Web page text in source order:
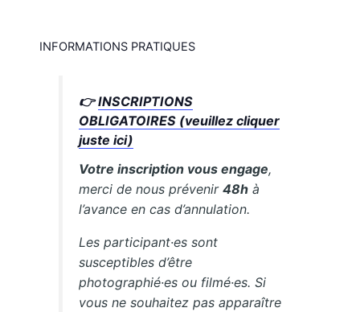
INFORMATIONS PRATIQUES
👉INSCRIPTIONS
OBLIGATOIRES (veuillez cliquer
juste ici)
Votre inscription vous engage,
merci de nous prévenir48h à
l’avance en cas d’annulation.
Les participant·es sont
susceptibles d’être
photographié·es ou filmé·es. Si
vous ne souhaitez pas apparaître